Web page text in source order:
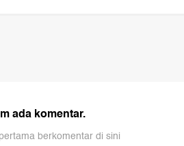
ada komentar.
berkomentar di sini